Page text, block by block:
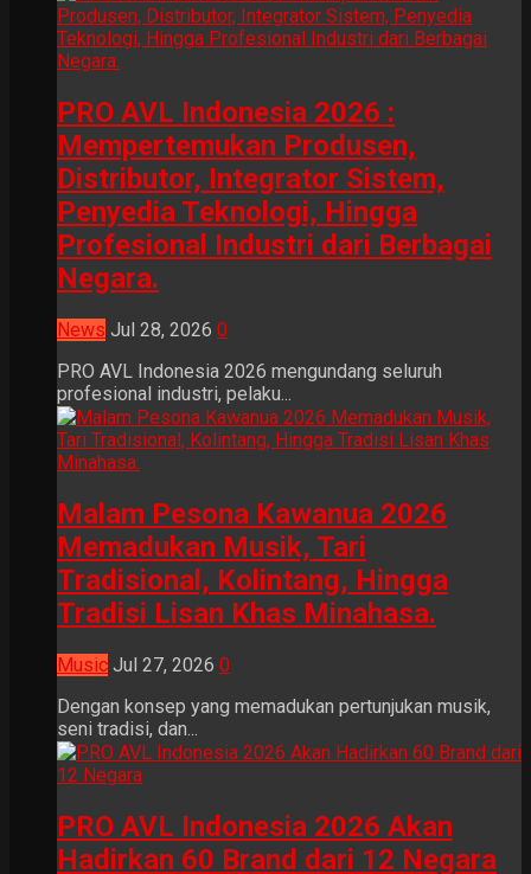
PRO AVL Indonesia 2026 :
Mempertemukan Produsen,
Distributor, Integrator Sistem,
Penyedia Teknologi, Hingga
Profesional Industri dari Berbagai
Negara.
News Jul 28, 2026 0
PRO AVL Indonesia 2026 mengundang seluruh
profesional industri, pelaku...
Malam Pesona Kawanua 2026
Memadukan Musik, Tari
Tradisional, Kolintang, Hingga
Tradisi Lisan Khas Minahasa.
Music Jul 27, 2026 0
Dengan konsep yang memadukan pertunjukan musik,
seni tradisi, dan...
PRO AVL Indonesia 2026 Akan
Hadirkan 60 Brand dari 12 Negara